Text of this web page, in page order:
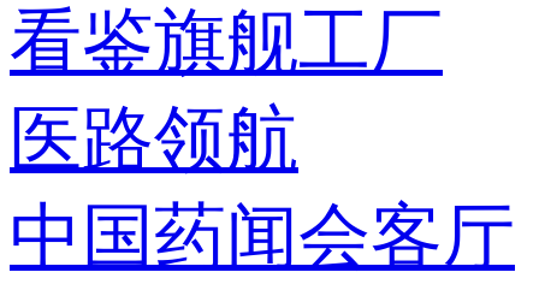
看鉴旗舰工厂
医路领航
中国药闻会客厅